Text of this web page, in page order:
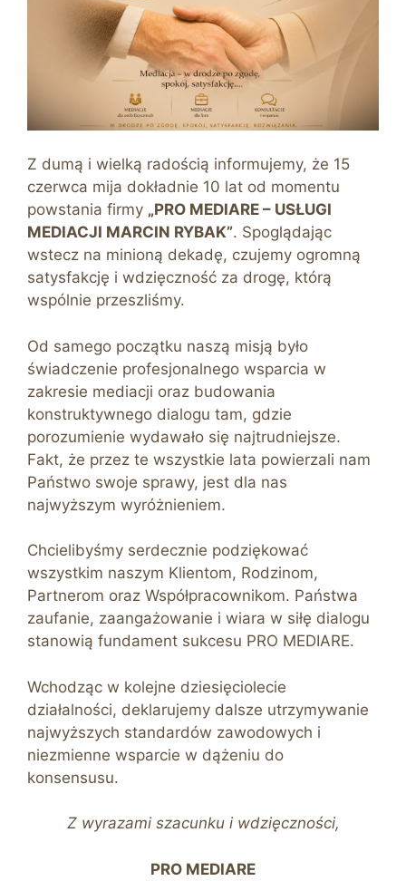
Z dumą i wielką radością informujemy, że 15
czerwca mija dokładnie 10 lat od momentu
powstania firmy „PRO MEDIARE – USŁUGI
MEDIACJI MARCIN RYBAK”. Spoglądając
wstecz na minioną dekadę, czujemy ogromną
satysfakcję i wdzięczność za drogę, którą
wspólnie przeszliśmy.
Od samego początku naszą misją było
świadczenie profesjonalnego wsparcia w
zakresie mediacji oraz budowania
konstruktywnego dialogu tam, gdzie
porozumienie wydawało się najtrudniejsze.
Fakt, że przez te wszystkie lata powierzali nam
Państwo swoje sprawy, jest dla nas
najwyższym wyróżnieniem.
Chcielibyśmy serdecznie podziękować
wszystkim naszym Klientom, Rodzinom,
Partnerom oraz Współpracownikom. Państwa
zaufanie, zaangażowanie i wiara w siłę dialogu
stanowią fundament sukcesu PRO MEDIARE.
Wchodząc w kolejne dziesięciolecie
działalności, deklarujemy dalsze utrzymywanie
najwyższych standardów zawodowych i
niezmienne wsparcie w dążeniu do
konsensusu.
Z wyrazami szacunku i wdzięczności,
PRO MEDIARE